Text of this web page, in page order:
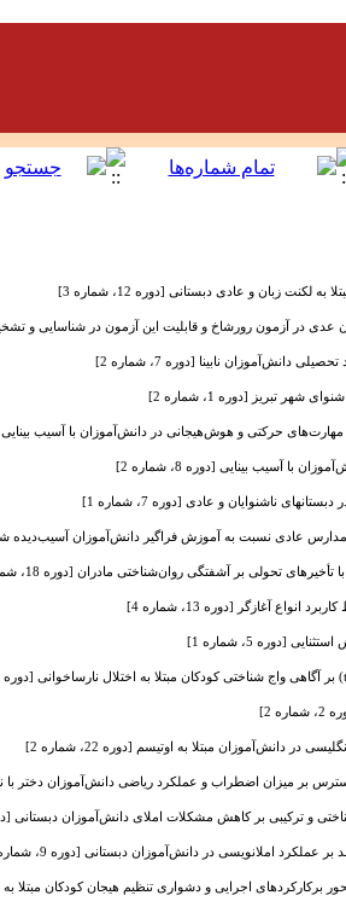
زبان و عادی دبستانی [دوره 12، شماره 3]
در آزمون رورشاخ و قابلیت این آزمون در شناسایی و تشخیص
نابینا [دوره 7، شماره 2]
تبریز [دوره 1، شماره 2]
حرکتی و هوش‌هیجانی در دانش‌آموزان با آسیب بینایی شهر
آسیب بینایی [دوره 8، شماره 2]
ناشنوایان و عادی [دوره 7، شماره 1]
نسبت به آموزش فراگیر دانش‌آموزان آسیب‌دیده شنوایی
تحولی بر آشفتگی روان‌‌شناختی مادران [دوره 18، شماره 2]
آغازگر [دوره 13، شماره 4]
[دوره 5، شماره 1]
دانش‌آموزان مبتلا به اوتیسم [دوره 22، شماره 2]
بر میزان اضطراب و عملکرد ریاضی دانش‌آموزان دختر با ناتوانی
بر کاهش مشکلات املای دانش‌آموزان دبستانی [دوره 11،
املانویسی در دانش‌آموزان دبستانی [دوره 9، شماره 2]
اجرایی و دشواری تنظیم هیجان کودکان مبتلا به اضطراب